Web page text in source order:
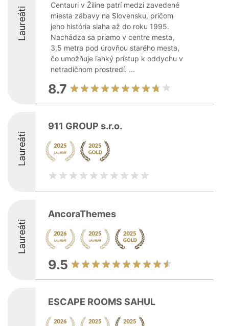
Laureáti
Centauri v Žiline patrí medzi zavedené
miesta zábavy na Slovensku, pričom
jeho história siaha až do roku 1995.
Nachádza sa priamo v centre mesta,
3,5 metra pod úrovňou starého mesta,
čo umožňuje ľahký prístup k oddychu v
netradičnom prostredí. ...
8.7
Laureáti
911 GROUP s.r.o.
Laureáti
AncoraThemes
9.5
ESCAPE ROOMS SAHUL